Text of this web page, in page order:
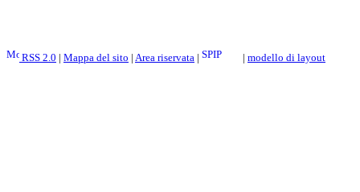
RSS 2.0 | Mappa del sito | Area riservata | | modello di layout